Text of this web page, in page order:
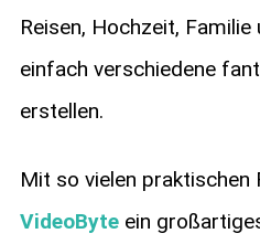
Reisen, Hochzeit,
einfach verschiedene
erstellen.
Mit so vielen praktischen
VideoByteein